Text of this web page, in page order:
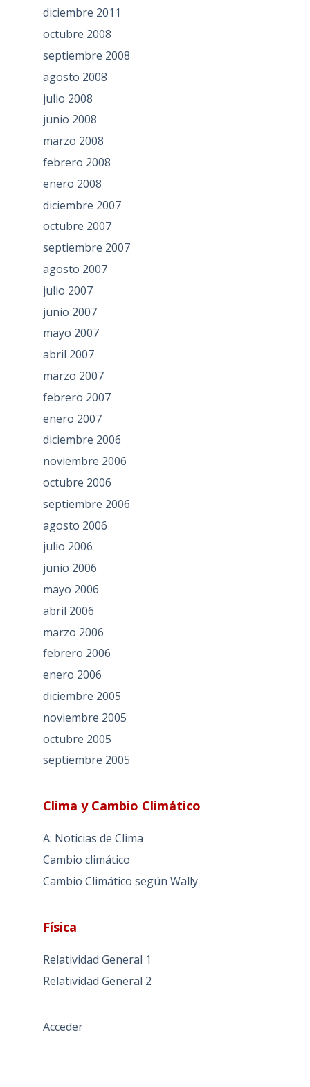
diciembre 2011
octubre 2008
septiembre 2008
agosto 2008
julio 2008
junio 2008
marzo 2008
febrero 2008
enero 2008
diciembre 2007
octubre 2007
septiembre 2007
agosto 2007
julio 2007
junio 2007
mayo 2007
abril 2007
marzo 2007
febrero 2007
enero 2007
diciembre 2006
noviembre 2006
octubre 2006
septiembre 2006
agosto 2006
julio 2006
junio 2006
mayo 2006
abril 2006
marzo 2006
febrero 2006
enero 2006
diciembre 2005
noviembre 2005
octubre 2005
septiembre 2005
Clima y Cambio Climático
A: Noticias de Clima
Cambio climático
Cambio Climático según Wally
Física
Relatividad General 1
Relatividad General 2
Acceder